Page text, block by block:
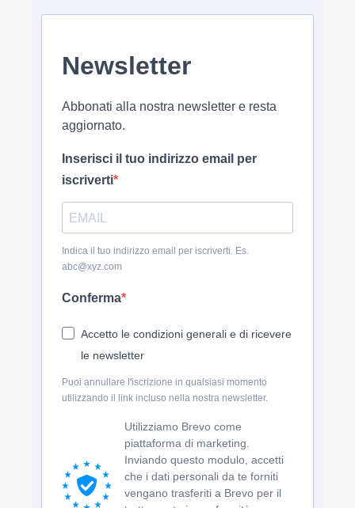
Newsletter
Abbonati alla nostra newsletter e resta
aggiornato.
Inserisci il tuo indirizzo email per
iscriverti
Indica il tuo indirizzo email per iscriverti. Es.
abc@xyz.com
Conferma
Accetto le condizioni generali e di ricevere
le newsletter
Puoi annullare l'iscrizione in qualsiasi momento
utilizzando il link incluso nella nostra newsletter.
Utilizziamo Brevo come
piattaforma di marketing.
Inviando questo modulo, accetti
che i dati personali da te forniti
vengano trasferiti a Brevo per il